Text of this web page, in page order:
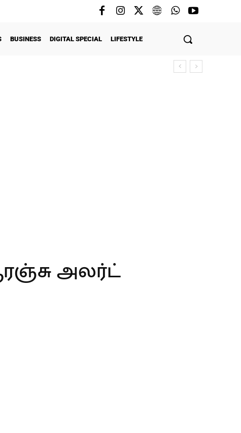
BUSINESS DIGITAL SPECIAL LIFESTYLE
அலர்ட்